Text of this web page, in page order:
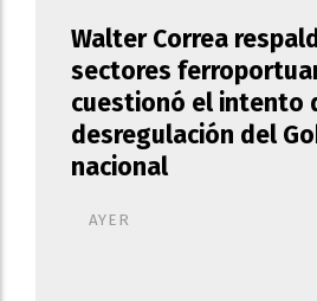
Walter Correa
sectores
cuestionó el intento
desregulación del
nacional
AYER